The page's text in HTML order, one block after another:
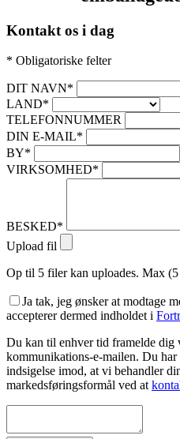
Kontakt os i dag
* Obligatoriske felter
DIT NAVN*
LAND*
TELEFONNUMMER
DIN E-MAIL*
BY*
VIRKSOMHED*
BESKED*
Upload fil
Op til 5 filer kan uploades. Max
Ja tak, jeg ønsker at modtage
accepterer dermed indholdet i
Du kan til enhver tid framelde
kommunikations-e-mailen. Du
indsigelse imod, at vi behandler
markedsføringsformål ved at